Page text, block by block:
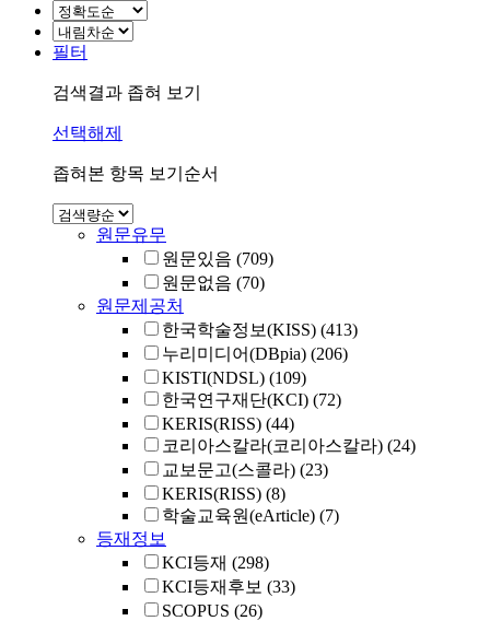
필터
검색결과 좁혀 보기
선택해제
좁혀본 항목 보기순서
원문유무
원문있음 (709)
원문없음 (70)
원문제공처
한국학술정보(KISS) (413)
누리미디어(DBpia) (206)
KISTI(NDSL) (109)
한국연구재단(KCI) (72)
KERIS(RISS) (44)
코리아스칼라(코리아스칼라) (24)
교보문고(스콜라) (23)
KERIS(RISS) (8)
학술교육원(eArticle) (7)
등재정보
KCI등재 (298)
KCI등재후보 (33)
SCOPUS (26)